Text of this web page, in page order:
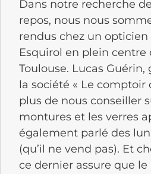
Dans notre recherche
repos, nous nous
rendus chez un
Esquirol en plein centre
Toulouse. Lucas Guérin,
la société « Le comptoir
plus de nous conseiller
montures et les verres
également parlé des
(qu’il ne vend pas). Et
ce dernier assure que